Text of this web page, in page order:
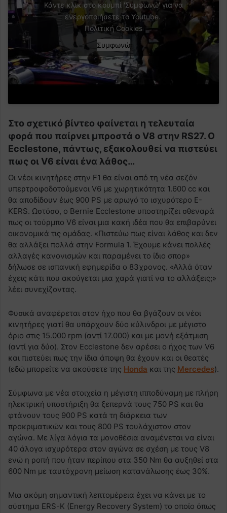
Κάντε κλικ στο κουμπί 'Συμφωνώ' για να
ενεργοποιήσετε το Youtube.
Πολιτική Cookies
Συμφωνώ
Στο σχετικό βίντεο φαίνεται η τελευταία
φορά που παίρνει μπροστά ο V8 στην RS27. O
Ecclestone, πάντως, εξακολουθεί να πιστεύει
πως οι V6 είναι ένα λάθος…
Οι νέοι κινητήρες στην F1 θα είναι από τη νέα σεζόν
υπερτροφοδοτούμενοι V6 με χωρητικότητα 1.600 cc και
θα αποδίδουν έως 900 PS με αρωγό το ισχυρότερο E-
KERS. Ωστόσο, ο Bernie Ecclestone υποστηρίζει σθεναρά
πως οι τούρμπο V6 είναι μια κακή ιδέα που θα επιβαρύνει
οικονομικά τις ομάδας. «Πιστεύω πως είναι λάθος και δεν
θα αλλάξει πολλά στην Formula 1. Έχουμε κάνει πολλές
αλλαγές κανονισμών και παραμένει το ίδιο σπορ»
δήλωσε σε ισπανική εφημερίδα ο 83χρονος. «Αλλά όταν
έχεις κάτι που ακούγεται μια χαρά γιατί να το αλλάξεις;»
λέει συνεχίζοντας.
Φυσικά αναφέρεται στον ήχο που θα βγάζουν οι νέοι
κινητήρες γιατί θα υπάρχουν δύο κύλινδροι με μέγιστο
όριο στις 15.000 rpm (αντί 17.000) και με μονή εξάτμιση
(αντί για δύο). Στον Ecclestone δεν αρέσει ο ήχος των V6
και πιστεύει πως την ίδια άποψη θα έχουν και οι θεατές
(εδώ μπορείτε να ακούσετε της Honda και της Mercedes).
Σύμφωνα με νέα στοιχεία η μέγιστη ιπποδύναμη με πλήρη
ηλεκτρική υποστήριξη θα ξεπερνά τους 750 PS και θα
φτάνουν τους 900 PS κατά τη διάρκεια των
προκριματικών και τους 800 PS τουλάχιστον στον
αγώνα. Με λίγα λόγια τα μονοθέσια αναμένεται να είναι
40 άλογα ισχυρότερα στον αγώνα σε σχέση με τους V8
ενώ η ροπή που ήταν περίπου στα 350 Nm θα αυξηθεί στα
600 Nm με ταυτόχρονη μείωση κατανάλωσης έως 30%.
Μια ακόμη σημαντική λεπτομέρεια έχει να κάνει με το
σύστημα ERS-Κ (Energy Recovery System) το οποίο όπως